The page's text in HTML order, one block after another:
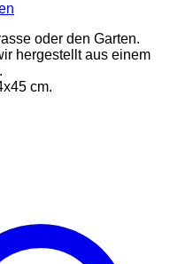
oder den Garten.
hergestellt aus einem
cm.